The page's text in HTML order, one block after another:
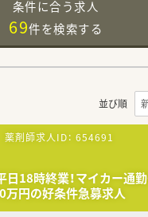
条件に合う求人
69件を検索する
並び順
薬剤師求人ID： 654691
日18時終業！マイカー通
万円の好条件急募求人